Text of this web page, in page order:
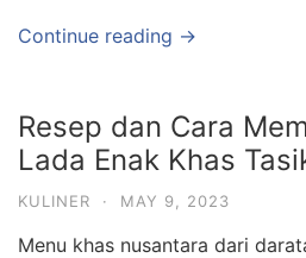
Continue reading →
Resep dan Cara
Lada Enak Khas
KULINER · MAY 9, 2023
Menu khas nusantara dari